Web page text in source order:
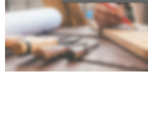
Wir freuen uns auf Sie
gerne und unverbindich!